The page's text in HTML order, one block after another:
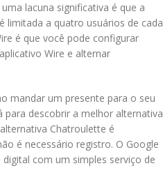
lacuna significativa é que a
limitada a quatro usuários de cada
é que você pode configurar
Wire e alternar
mandar um presente para o seu
para descobrir a melhor alternativa
Chatroulette é
é necessário registro. O Google
com um simples serviço de